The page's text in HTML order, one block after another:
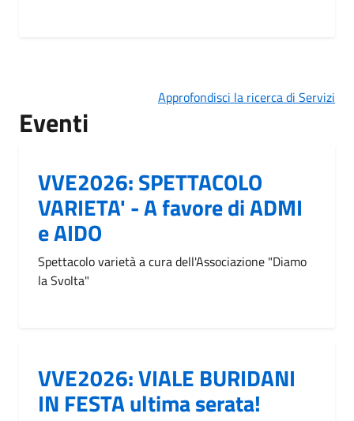
Approfondisci la ricerca di Servizi
Eventi
VVE2026: SPETTACOLO
VARIETA' - A favore di ADMI
e AIDO
Spettacolo varietà a cura dell'Associazione "Diamo
la Svolta"
VVE2026: VIALE BURIDANI
IN FESTA ultima serata!